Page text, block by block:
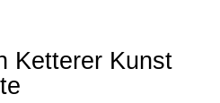
Ketterer Kunst